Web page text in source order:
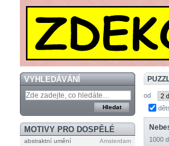
VYHLEDÁVÁNÍ
MOTIVY PRO DOSPĚLÉ
abstraktní umění Amsterdam
od
1000